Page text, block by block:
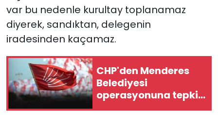
var bu nedenle kurultay toplanamaz
diyerek, sandıktan, delegenin
iradesinden kaçamaz.
CHP'den Menderes
Belediyesi
operasyonuna tepki...
"Kabul edilemez!"